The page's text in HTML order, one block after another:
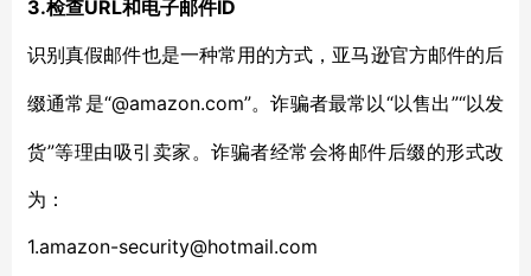
3.检查URL和电子邮件ID
识别真假邮件也是一种常用的方式，亚马逊官方邮件的后
缀通常是“@amazon.com”。诈骗者最常以“以售出”“以发
货”等理由吸引卖家。诈骗者经常会将邮件后缀的形式改
为：
1.amazon-security@hotmail.com